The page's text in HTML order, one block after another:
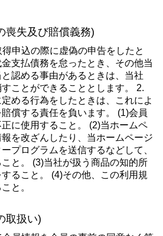
喪失及び賠償義務)
申込の際に虚偽の申告をしたと
支払債務を怠ったとき、その他当
認める事由があるときは、当社
ことができることとします。 2.
める行為をしたときは、これによ
償する責任を負います。 (1)会員
に使用すること。 (2)当ホームペ
を改ざんしたり、当ホームページ
プログラムを送信するなどして、
と。 (3)当社が扱う商品の知的所
ること。 (4)その他、この利用規
と。
取扱い)